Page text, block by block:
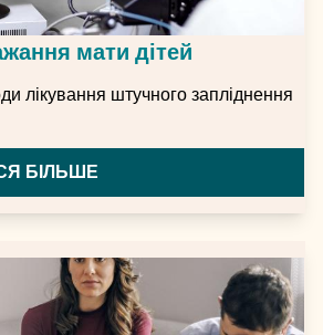
мати дітей
лікування штучного запліднення
БІЛЬШЕ